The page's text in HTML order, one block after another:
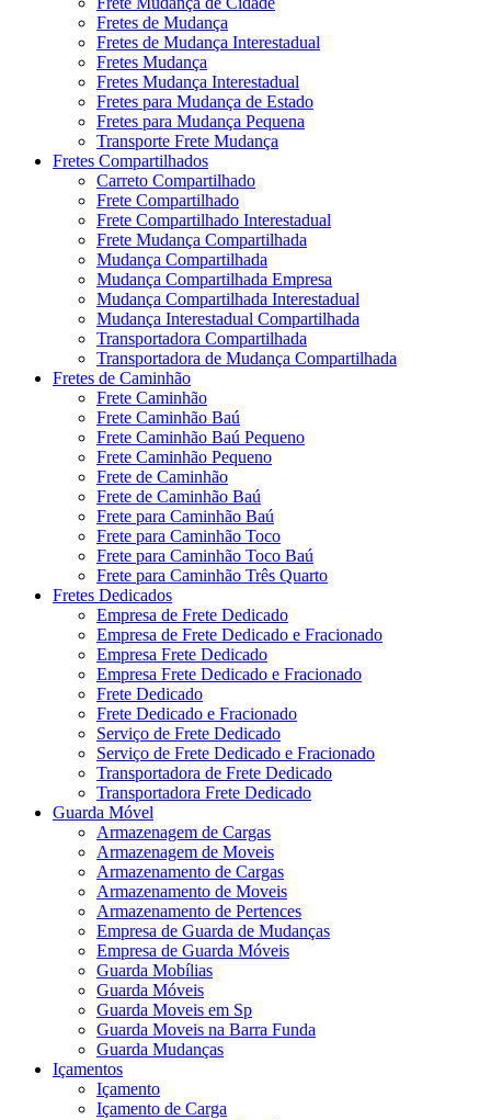
Fretes de Mudança
Fretes de Mudança Interestadual
Fretes Mudança
Fretes Mudança Interestadual
Fretes para Mudança de Estado
Fretes para Mudança Pequena
Transporte Frete Mudança
Fretes Compartilhados
Carreto Compartilhado
Frete Compartilhado
Frete Compartilhado Interestadual
Frete Mudança Compartilhada
Mudança Compartilhada
Mudança Compartilhada Empresa
Mudança Compartilhada Interestadual
Mudança Interestadual Compartilhada
Transportadora Compartilhada
Transportadora de Mudança Compartilhada
Fretes de Caminhão
Frete Caminhão
Frete Caminhão Baú
Frete Caminhão Baú Pequeno
Frete Caminhão Pequeno
Frete de Caminhão
Frete de Caminhão Baú
Frete para Caminhão Baú
Frete para Caminhão Toco
Frete para Caminhão Toco Baú
Frete para Caminhão Três Quarto
Fretes Dedicados
Empresa de Frete Dedicado
Empresa de Frete Dedicado e Fracionado
Empresa Frete Dedicado
Empresa Frete Dedicado e Fracionado
Frete Dedicado
Frete Dedicado e Fracionado
Serviço de Frete Dedicado
Serviço de Frete Dedicado e Fracionado
Transportadora de Frete Dedicado
Transportadora Frete Dedicado
Guarda Móvel
Armazenagem de Cargas
Armazenagem de Moveis
Armazenamento de Cargas
Armazenamento de Moveis
Armazenamento de Pertences
Empresa de Guarda de Mudanças
Empresa de Guarda Móveis
Guarda Mobílias
Guarda Móveis
Guarda Moveis em Sp
Guarda Moveis na Barra Funda
Guarda Mudanças
Içamentos
Içamento
Içamento de Carga